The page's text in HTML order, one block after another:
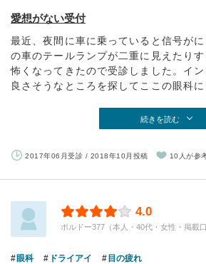
愛想がない受付
最近、夜間に車に乗っていると信号が
の車のテールランプが二重に見えたり
怖くなってきたので受診しました。イ
良さそうなところを探してここの眼科に
続きを読む
2017年06月受診 / 2018年10月投稿 10人が参
4.0
ボルドー377（本人・40代・女性・掲載
眼科 ドライアイ 目の疲れ